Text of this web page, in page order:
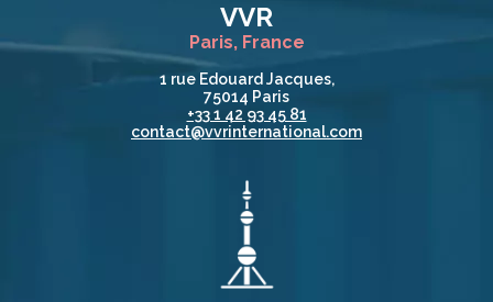
VVR
Paris, France
1 rue Edouard Jacques,
75014 Paris
+33 1 42 93 45 81
contact@vvrinternational.com